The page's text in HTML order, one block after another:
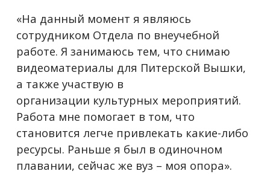
«На данный момент я являюсь
сотрудником Отдела по внеучебной
работе. Я занимаюсь тем, что снимаю
видеоматериалы для Питерской Вышки,
а также участвую в
организации культурных мероприятий.
Работа мне помогает в том, что
становится легче привлекать какие-либо
ресурсы. Раньше я был в одиночном
плавании, сейчас же вуз – моя опора».